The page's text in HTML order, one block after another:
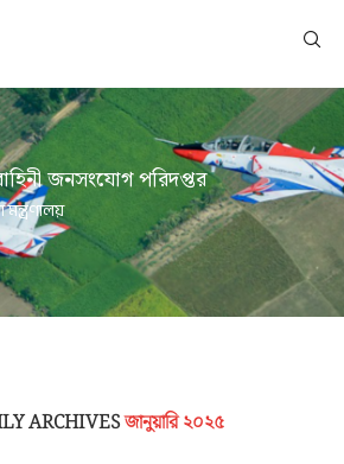
জনসংযোগ পরিদপ্তর
মন্ত্রণালয়
ARCHIVESজানুয়ারি ২০২৫